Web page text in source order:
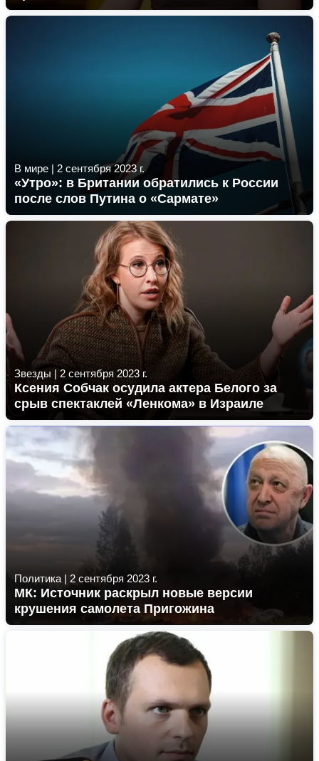
В мире | 2 сентября 2023 г.
«Утро»: в Британии обратились к России
после слов Путина о «Сармате»
Звезды |2 сентября 2023 г.
Ксения Собчак осудила актера Белого за
срыв спектаклей «Ленкома» в Израиле
Политика | 2 сентября 2023 г.
МК: Источник раскрыл новые версии
крушения самолета Пригожина